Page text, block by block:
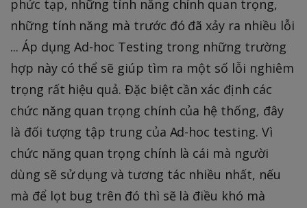
phức tạp, những tính năng chính quan trọng,
những tính năng mà trước đó đã xảy ra nhiều lỗi
... Áp dụng Ad-hoc Testing trong những trường
hợp này có thể sẽ giúp tìm ra một số lỗi nghiêm
trọng rất hiệu quả. Đặc biệt cần xác định các
chức năng quan trọng chính của hệ thống, đây
là đối tượng tập trung của Ad-hoc testing. Vì
chức năng quan trọng chính là cái mà người
dùng sẽ sử dụng và tương tác nhiều nhất, nếu
mà để lọt bug trên đó thì sẽ là điều khó mà